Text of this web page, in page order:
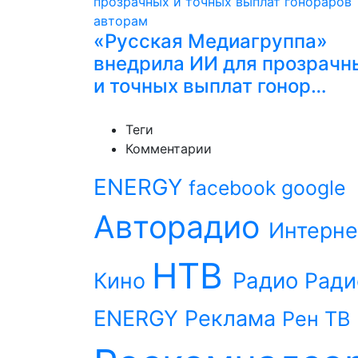
«Русская Медиагруппа»
внедрила ИИ для
и точных выплат гонор…
Теги
Комментарии
ENERGY facebook google
Авторадио
Кино НТВ Радио
ENERGY Реклама Рен ТВ